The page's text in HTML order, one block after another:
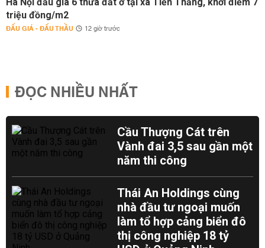
triệu đồng/m2
ĐẤU GIÁ - ĐẤU THẦU 12 giờ trước
ĐỌC NHIỀU NHẤT
Cầu Thượng Cát trên
Vành đai 3,5 sau gần một
năm thi công
Thái An Holdings cùng
nhà đầu tư ngoại muốn
làm tổ hợp cảng biển đô
thị công nghiệp 18 tỷ